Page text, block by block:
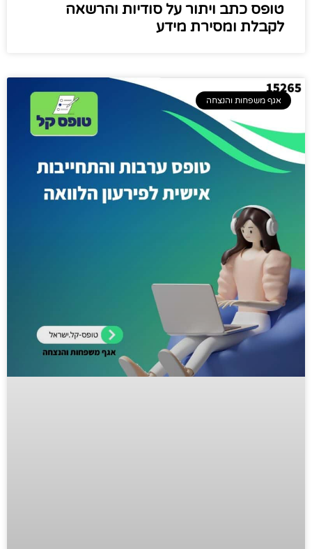
טופס כתב ויתור על סודיות והרשאה
לקבלת ומסירת מידע
אגף משפחות והנצחה